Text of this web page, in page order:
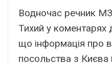
Водночас речник
Тихий у коментарях
що інформація про
посольства з Києва